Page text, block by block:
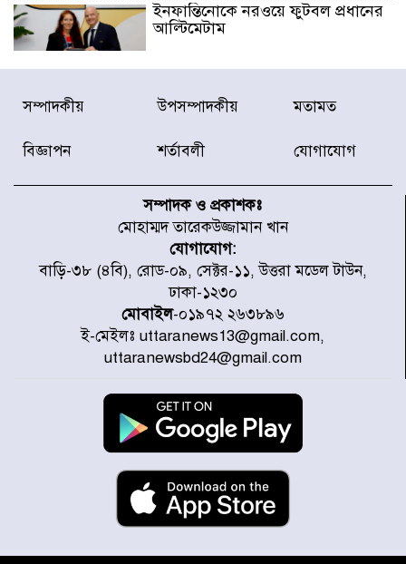
ইনফান্তিনোকে নরওয়ে ফুটবল প্রধানের
আল্টিমেটাম
দেশে ভারি বৃষ্টির সতর্কবার্তা, ১০
জেলায় বন্যার পূর্বাভাস
স্থাপনের উদ্যোগ চান মিয়া ব্যাপারীর
৭ জেলায় ঝোড়ো হাওয়াসহ বজ্রবৃষ্টির
শঙ্কা
বগুড়া ও সিলেটে সড়ক দুর্ঘটনায় নিহত
১৫
জুলাইয়ে দেশজুড়ে ৪৫৮টি সড়ক
দুর্ঘটনায় ৪১৬ জন নিহত হয়েছেন
হারিয়ে যাওয়া শিশুকে পরিবারের কাছে
ফিরিয়ে প্রশংসায় ভাসছেন খিলক্ষেত
সম্পাদকীয় উপসম্পাদকীয় মতামত
বিজ্ঞাপন শর্তাবলী যোগাযোগ
সম্পাদক ও প্রকাশকঃ
মোহাম্মদ তারেকউজ্জামান খান
যোগাযোগ:
বাড়ি-৩৮ (৪বি), রোড-০৯, সেক্টর-১১, উত্তরা মডেল টাউন,
ঢাকা-১২৩০
মোবাইল-০১৯৭২ ২৬৩৮৯৬
ই-মেইলঃ uttaranews13@gmail.com,
uttaranewsbd24@gmail.com